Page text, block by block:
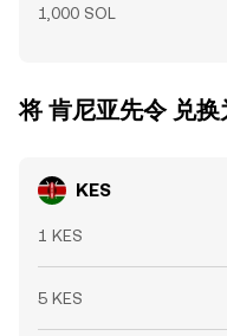
1,000 SOL
将 肯尼亚先令 兑
KES
1 KES
5 KES